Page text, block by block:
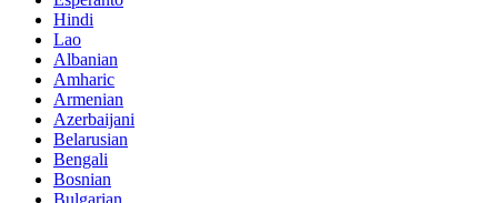
Hindi
Lao
Albanian
Amharic
Armenian
Azerbaijani
Belarusian
Bengali
Bosnian